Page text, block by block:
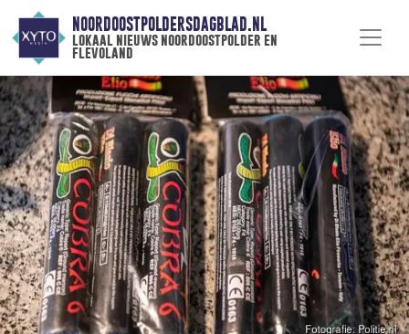
NOORDOOSTPOLDERSDAGBLAD.NL
lokaal nieuws noordoostpolder en
flevoland